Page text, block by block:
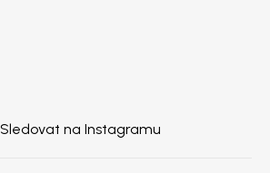
Sledovat na Instagramu